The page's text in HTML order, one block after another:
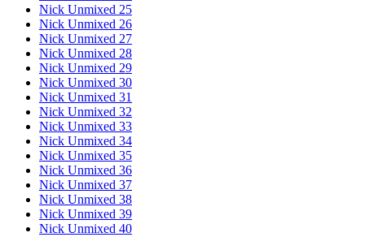
Nick Unmixed 25
Nick Unmixed 26
Nick Unmixed 27
Nick Unmixed 28
Nick Unmixed 29
Nick Unmixed 30
Nick Unmixed 31
Nick Unmixed 32
Nick Unmixed 33
Nick Unmixed 34
Nick Unmixed 35
Nick Unmixed 36
Nick Unmixed 37
Nick Unmixed 38
Nick Unmixed 39
Nick Unmixed 40